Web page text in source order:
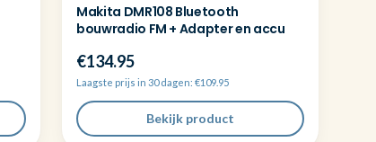
Makita DMR108 Bluetooth
bouwradio FM + Adapter en accu
€134.95
Laagste prijs in 30 dagen: €109.95
Bekijk product